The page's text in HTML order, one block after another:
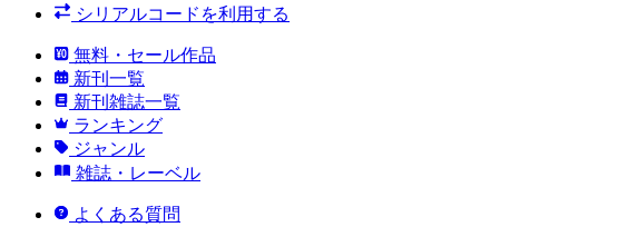
シリアルコードを利用する
無料・セール作品
新刊一覧
新刊雑誌一覧
ランキング
ジャンル
雑誌・レーベル
よくある質問